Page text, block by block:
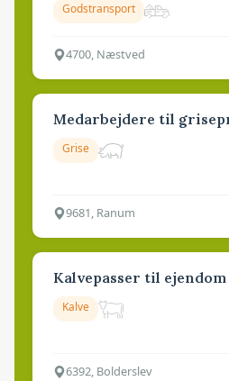
Godstransport
4700, Næstved
Medarbejdere til
Grise
9681, Ranum
Kalvepasser til
Kalve
6392, Bolderslev